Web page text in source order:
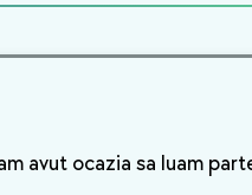
avut ocazia sa luam